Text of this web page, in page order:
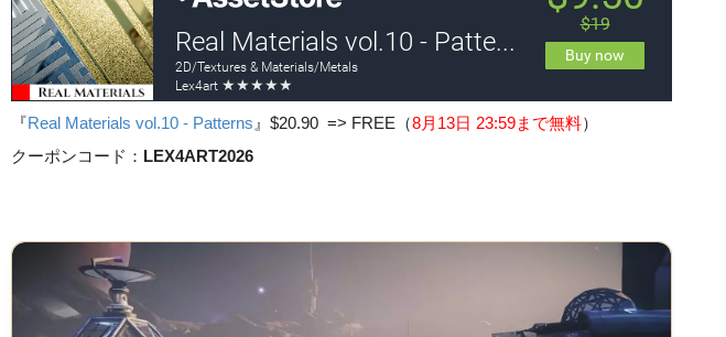
『Real Materials vol.10 - Patterns 』 $20.90 => FREE （8月13日 23:59まで無料）
クーポンコード： LEX4ART2026